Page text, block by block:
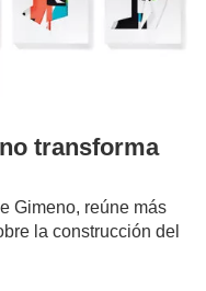
transforma
Gimeno, reúne más
la construcción del